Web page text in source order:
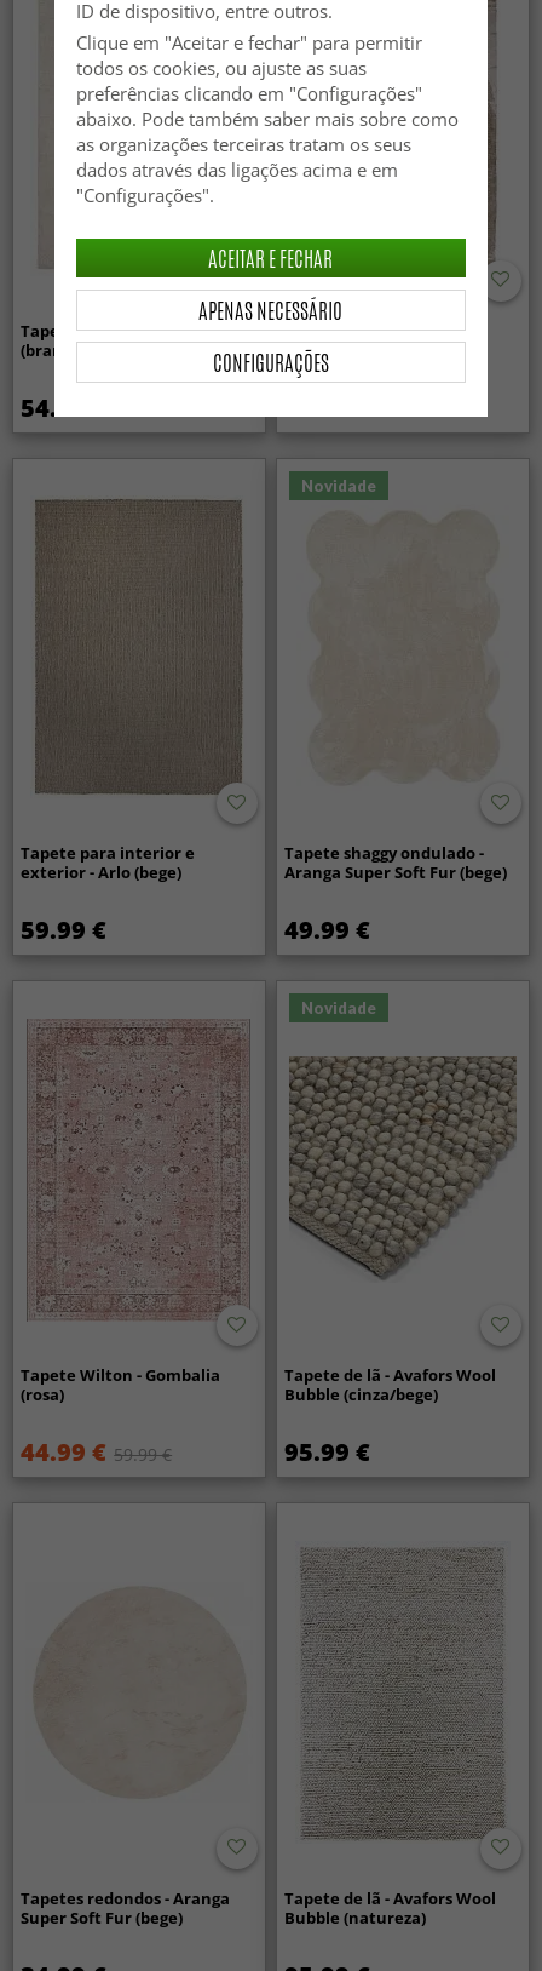
Tapete Wilton - Sunayama
(branco)
54.99 €
Tapetes felpudos - Aranga
Super Soft Fur (marrom)
Tapete para interior e
exterior - Arlo (bege)
59.99 €
Novidade
Tapete shaggy ondulado -
Aranga Super Soft Fur (bege)
49.99 €
Tapete Wilton - Gombalia
(rosa)
44.99 € 59.99 €
Novidade
Tapete de lã - Avafors Wool
Bubble (cinza/bege)
95.99 €
Tapetes redondos - Aranga
Super Soft Fur (bege)
Tapete de lã - Avafors Wool
Bubble (natureza)
ID de dispositivo, entre outros.
Clique em "Aceitar e fechar" para permitir
todos os cookies, ou ajuste as suas
preferências clicando em "Configurações"
abaixo. Pode também saber mais sobre como
as organizações terceiras tratam os seus
dados através das ligações acima e em
"Configurações".
CONFIGURAÇÕES
APENAS NECESSÁRIO
ACEITAR E FECHAR